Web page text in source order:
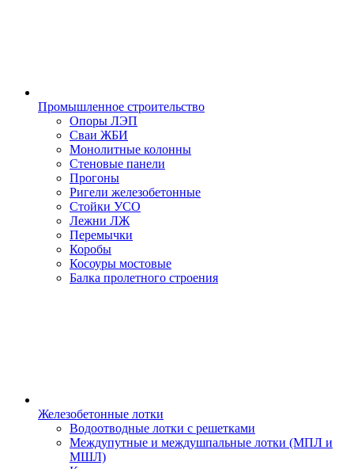
Промышленное строительство
Опоры ЛЭП
Сваи ЖБИ
Монолитные колонны
Стеновые панели
Прогоны
Ригели железобетонные
Стойки УСО
Лежни ЛЖ
Перемычки
Коробы
Косоуры мостовые
Балка пролетного строения
Железобетонные лотки
Водоотводные лотки с решетками
Междупутные и междушпальные лотки (МПЛ и
МШЛ)